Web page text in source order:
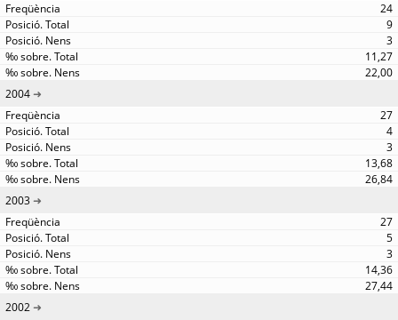
24
9
3
11,27
22,00
2004
27
4
3
13,68
26,84
2003
27
5
3
14,36
27,44
2002